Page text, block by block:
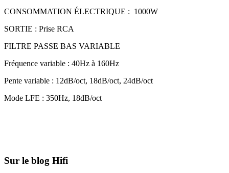
CONSOMMATION ÉLECTRIQUE : 1000W
SORTIE : Prise RCA
FILTRE PASSE BAS VARIABLE
Fréquence variable : 40Hz à 160Hz
Pente variable : 12dB/oct, 18dB/oct, 24dB/oct
Mode LFE : 350Hz, 18dB/oct
Sur le blog Hifi